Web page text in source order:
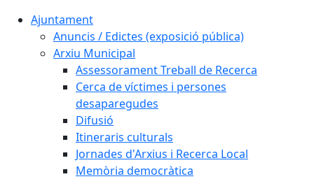
Ajuntament
Anuncis / Edictes (exposició pública)
Arxiu Municipal
Assessorament Treball de Recerca
Cerca de víctimes i persones
desaparegudes
Difusió
Itineraris culturals
Jornades d'Arxius i Recerca Local
Memòria democràtica